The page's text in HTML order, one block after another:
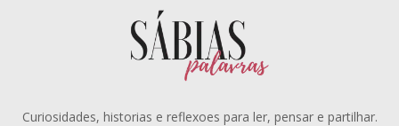
Curiosidades, historias e reflexoes para ler, pensar e partilhar.